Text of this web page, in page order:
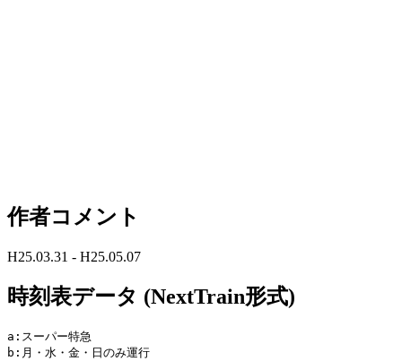
作者コメント
H25.03.31 - H25.05.07
時刻表データ (NextTrain形式)
a:スーパー特急
b:月・水・金・日のみ運行